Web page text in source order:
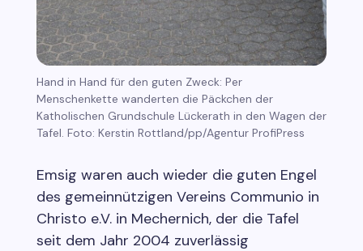
Hand in Hand für den guten Zweck: Per
Menschenkette wanderten die Päckchen der
Katholischen Grundschule Lückerath in den Wagen der
Tafel. Foto: Kerstin Rottland/pp/Agentur ProfiPress
Emsig waren auch wieder die guten Engel
des gemeinnützigen Vereins Communio in
Christo e.V. in Mechernich, der die Tafel
seit dem Jahr 2004 zuverlässig